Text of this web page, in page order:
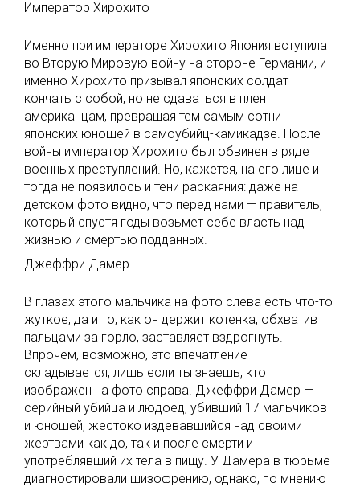
Император Хирохито
Именно при императоре Хирохито Япония вступила
во Вторую Мировую войну на стороне Германии, и
именно Хирохито призывал японских солдат
кончать с собой, но не сдаваться в плен
американцам, превращая тем самым сотни
японских юношей в самоубийц-камикадзе. После
войны император Хирохито был обвинен в ряде
военных преступлений. Но, кажется, на его лице и
тогда не появилось и тени раскаяния: даже на
детском фото видно, что перед нами — правитель,
который спустя годы возьмет себе власть над
жизнью и смертью подданных.
Джеффри Дамер
В глазах этого мальчика на фото слева есть что-то
жуткое, да и то, как он держит котенка, обхватив
пальцами за горло, заставляет вздрогнуть.
Впрочем, возможно, это впечатление
складывается, лишь если ты знаешь, кто
изображен на фото справа. Джеффри Дамер —
серийный убийца и людоед, убивший 17 мальчиков
и юношей, жестоко издевавшийся над своими
жертвами как до, так и после смерти и
употреблявший их тела в пищу. У Дамера в тюрьме
диагностировали шизофрению, однако, по мнению